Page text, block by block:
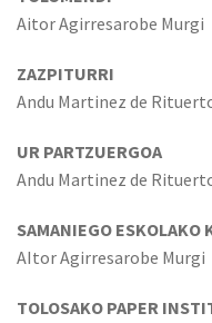
Aitor Agirresarobe Murgi
ZAZPITURRI
Andu Martinez de
UR PARTZUERGOA
Andu Martinez de
SAMANIEGO ESKOLAKO
AItor Agirresarobe Murgi
TOLOSAKO PAPER